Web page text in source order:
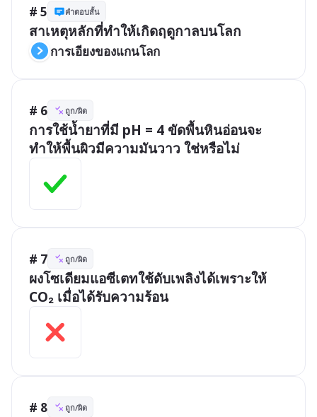
# 5 คำตอบสั้น
สาเหตุหลักที่ทำให้เกิดฤดูกาลบนโลก
การเอียงของแกนโลก
# 6 ถูก/ผิด
การใช้น้ำยาที่มี pH = 4 ขัดพื้นหินอ่อนจะ
ทำให้พื้นผิวมีความมันวาว ใช่หรือไม่
# 7 ถูก/ผิด
ผงโซเดียมแอซีเตทใช้ดับเพลิงได้เพราะให้
CO₂ เมื่อได้รับความร้อน
# 8 ถูก/ผิด